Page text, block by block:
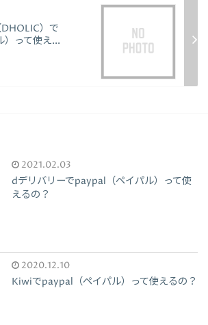
）で
って使え...
2021.02.03
dデリバリーでpaypal（ペイパル）って使
えるの？
2020.12.10
Kiwiでpaypal（ペイパル）って使えるの？